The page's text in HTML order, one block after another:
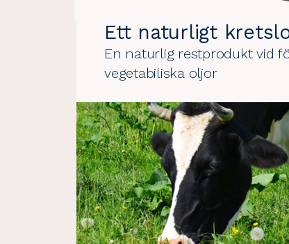
Ett naturligt
En naturlig restprodukt vid
vegetabiliska oljor